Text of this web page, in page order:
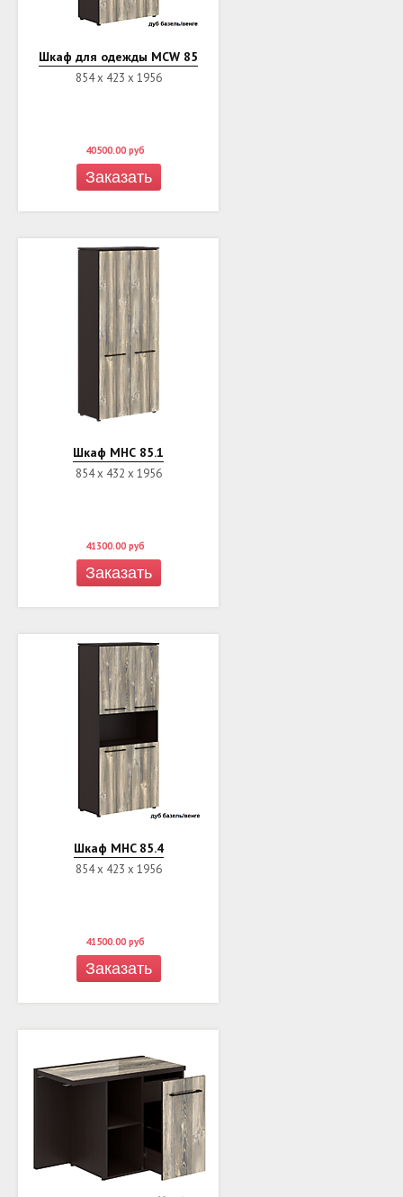
Шкаф для одежды MCW 85
854 х 423 х 1956
40500.00 руб
Заказать
Шкаф МНС 85.1
854 х 432 х 1956
41300.00 руб
Заказать
Шкаф MHC 85.4
854 х 423 х 1956
41500.00 руб
Заказать